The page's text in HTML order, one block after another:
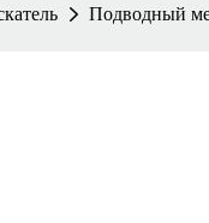
Подводный